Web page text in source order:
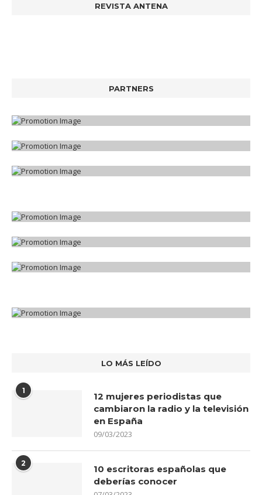
REVISTA ANTENA
PARTNERS
LO MÁS LEÍDO
1
12 mujeres periodistas que
cambiaron la radio y la televisión
en España
09/03/2023
2
10 escritoras españolas que
deberías conocer